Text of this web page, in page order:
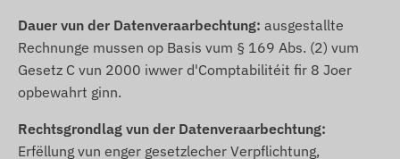
Dauer vun der Datenveraarbechtung: ausgestallte
Rechnunge mussen op Basis vum § 169 Abs. (2) vum
Gesetz C vun 2000 iwwer d'Comptabilitéit fir 8 Joer
opbewahrt ginn.
Rechtsgrondlag vun der Datenveraarbechtung:
Erfëllung vun enger gesetzlecher Verpflichtung,